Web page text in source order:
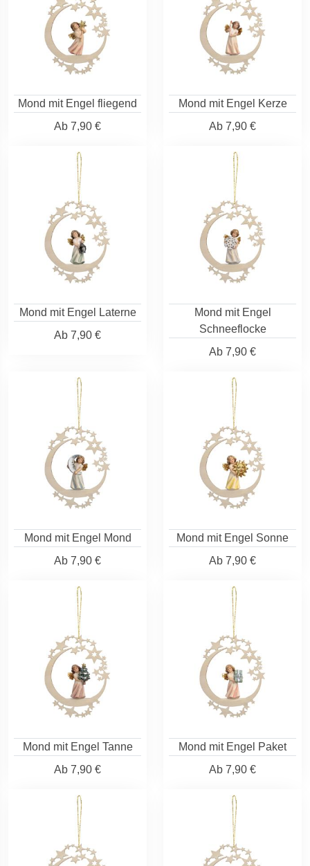
Mond mit Engel fliegend
Ab 7,90 €
Mond mit Engel Kerze
Ab 7,90 €
Mond mit Engel Laterne
Ab 7,90 €
Mond mit Engel
Schneeflocke
Ab 7,90 €
Mond mit Engel Mond
Ab 7,90 €
Mond mit Engel Sonne
Ab 7,90 €
Mond mit Engel Tanne
Ab 7,90 €
Mond mit Engel Paket
Ab 7,90 €